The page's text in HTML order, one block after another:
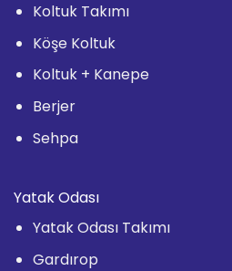
Koltuk Takımı
Köşe Koltuk
Koltuk + Kanepe
Berjer
Sehpa
Yatak Odası
Yatak Odası Takımı
Gardırop